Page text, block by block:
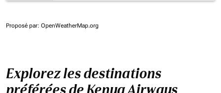
Proposé par: OpenWeatherMap.org
Explorez les destinations